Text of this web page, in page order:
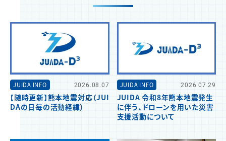
JUIDA INFO 2026.08.07
【随時更新】熊本地震対応（JUI
DAの日毎の活動経緯）
JUIDA INFO 2026.07.29
JUIDA 令和8年熊本地震発生
に伴う、ドローンを用いた災害
支援活動について